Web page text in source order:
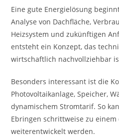
Eine gute Energielösung
Analyse von Dachfläche,
Heizsystem und zukünftigen
entsteht ein Konzept, das
wirtschaftlich nachvollziehbar
Besonders interessant ist die
Photovoltaikanlage, Speicher,
dynamischem Stromtarif. So
Ebringen schrittweise zu
weiterentwickelt werden.